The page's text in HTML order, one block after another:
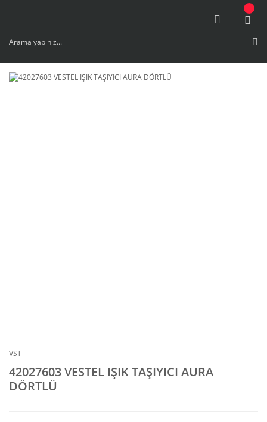
VST
42027603 VESTEL IŞIK TAŞIYICI AURA
DÖRTLÜ